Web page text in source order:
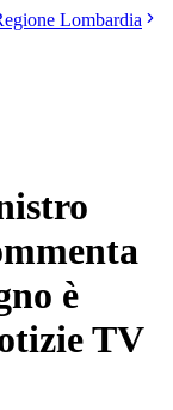
Lombardia
è
TV